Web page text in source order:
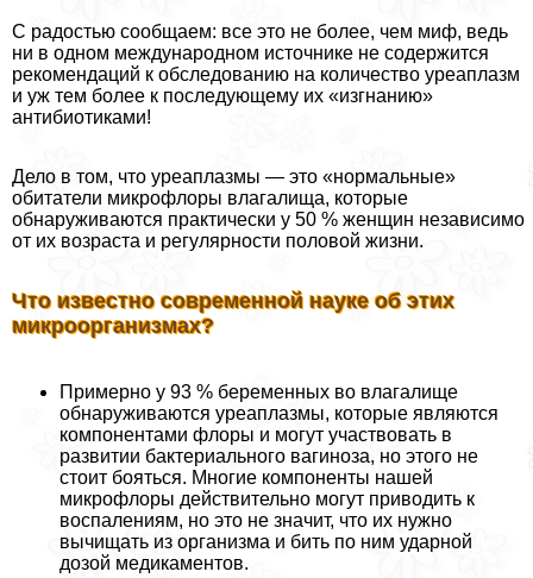
С радостью сообщаем: все это не более, чем миф, ведь
ни в одном международном источнике не содержится
рекомендаций к обследованию на количество уреаплазм
и уж тем более к последующему их «изгнанию»
антибиотиками!
Дело в том, что уреаплазмы — это «нормальные»
обитатели микрофлоры влагалища, которые
обнаруживаются пpaктически у 50 % женщин независимо
от их возраста и регулярности пoлoвoй жизни.
Что известно современной науке об этих
микроорганизмах?
Примерно у 93 % беременных во влагалище
обнаруживаются уреаплазмы, которые являются
компонентами флоры и могут участвовать в
развитии бактериального вaгиноза, но этого не
стоит бояться. Многие компоненты нашей
микрофлоры действительно могут приводить к
воспалениям, но это не значит, что их нужно
вычищать из организма и бить по ним ударной
дозой медикаментов.